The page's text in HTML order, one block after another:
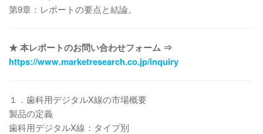
第9章：レポートの要点と結論。
★ 本レポートのお問い合わせフォーム ⇒
https://www.marketresearch.co.jp/inquiry
１．歯科用デジタルX線の市場概要
製品の定義
歯科用デジタルX線：タイプ別